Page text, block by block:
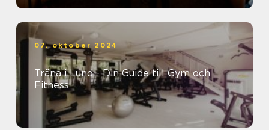
07. oktober 2024
Träna i Lund - Din Guide till Gym och
Fitness